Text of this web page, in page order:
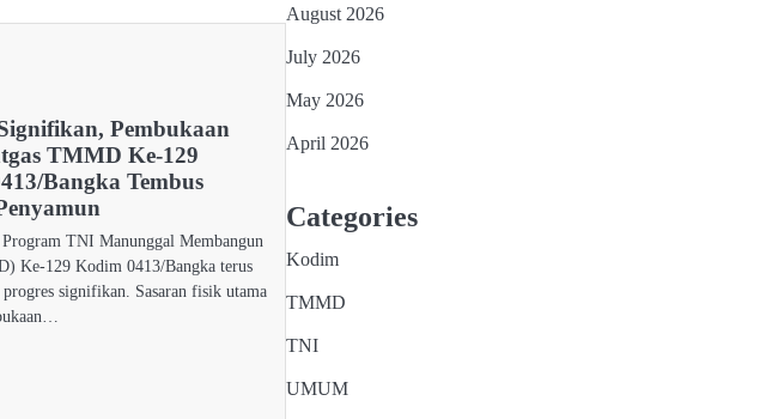
Pembukaan
TMMD Ke-129
Bangka Tembus
TNI Manunggal Membangun
Ke-129 Kodim 0413/Bangka terus
progres signifikan. Sasaran fisik utama
August 2026
July 2026
May 2026
April 2026
Categories
Kodim
TMMD
TNI
UMUM